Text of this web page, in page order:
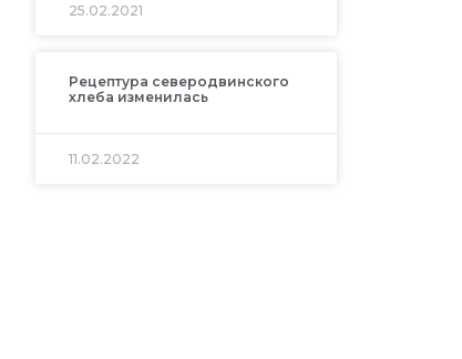
25.02.2021
Рецептура северодвинского
хлеба изменилась
11.02.2022